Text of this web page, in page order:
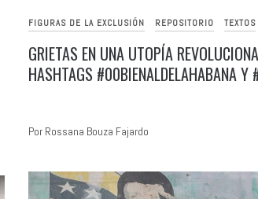
FIGURAS DE LA EXCLUSIÓN REPOSITORIO TEXTOS
GRIETAS EN UNA UTOPÍA
HASHTAGS #00BIENALDELAHABANA Y
Por Rossana Bouza Fajardo